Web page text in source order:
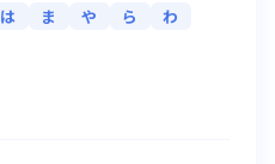
は ま や ら
わ